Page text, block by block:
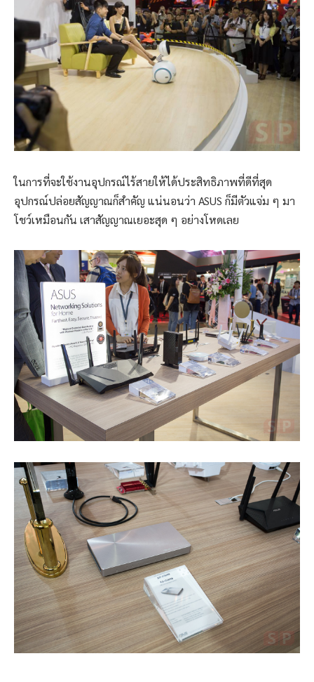
ในการที่จะใช้งานอุปกรณ์ไร้สายให้ได้ประสิทธิภาพที่ดีที่สุด
อุปกรณ์ปล่อยสัญญาณก็สำคัญ แน่นอนว่า ASUS ก็มีตัวแจ่ม ๆ มา
โชว์เหมือนกัน เสาสัญญาณเยอะสุด ๆ อย่างโหดเลย